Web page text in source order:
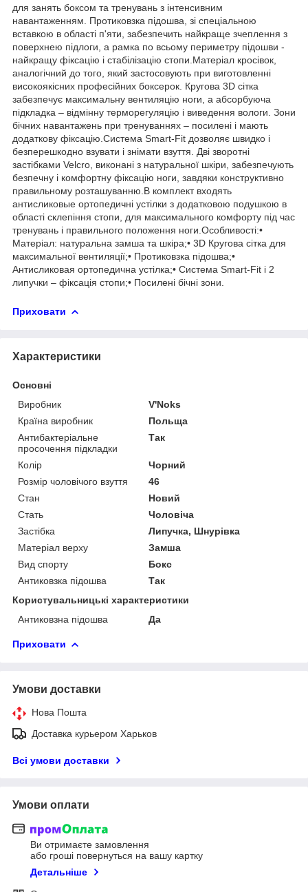
для занять боксом та тренувань з інтенсивним
навантаженням. Протиковзка підошва, зі спеціальною
вставкою в області п'яти, забезпечить найкраще зчеплення з
поверхнею підлоги, а рамка по всьому периметру підошви -
найкращу фіксацію і стабілізацію стопи.Матеріал кросівок,
аналогічний до того, який застосовують при виготовленні
високоякісних професійних боксерок. Кругова 3D сітка
забезпечує максимальну вентиляцію ноги, а абсорбуюча
підкладка – відмінну терморегуляцію і виведення вологи. Зони
бічних навантажень при тренуваннях – посилені і мають
додаткову фіксацію.Система Smart-Fit дозволяє швидко і
безперешкодно взувати і знімати взуття. Дві зворотні
застібками Velcro, виконані з натуральної шкіри, забезпечують
безпечну і комфортну фіксацію ноги, завдяки конструктивно
правильному розташуванню.В комплект входять
антисликовые ортопедичні устілки з додатковою подушкою в
області склепіння стопи, для максимального комфорту під час
тренувань і правильного положення ноги.Особливості:•
Матеріал: натуральна замша та шкіра;• 3D Кругова сітка для
максимальної вентиляції;• Протиковзка підошва;•
Антисликовая ортопедична устілка;• Система Smart-Fit і 2
липучки – фіксація стопи;• Посилені бічні зони.
Приховати
Характеристики
Основні
Виробник
V'Noks
Країна виробник
Польща
Антибактеріальне
просочення підкладки
Так
Колір
Чорний
Розмір чоловічого взуття
46
Стан
Новий
Стать
Чоловіча
Застібка
Липучка, Шнурівка
Матеріал верху
Замша
Вид спорту
Бокс
Антиковзка підошва
Так
Користувальницькі характеристики
Антиковзна підошва
Да
Приховати
Умови доставки
Нова Пошта
Доставка курьером Харьков
Всі умови доставки
Умови оплати
Ви отримаєте замовлення
або гроші повернуться на вашу картку
Детальніше